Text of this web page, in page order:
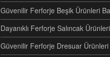
Güvenilir Ferforje Beşik Ürünleri
Dayanıklı Ferforje Salıncak
Güvenilir Ferforje Dresuar Ürünleri